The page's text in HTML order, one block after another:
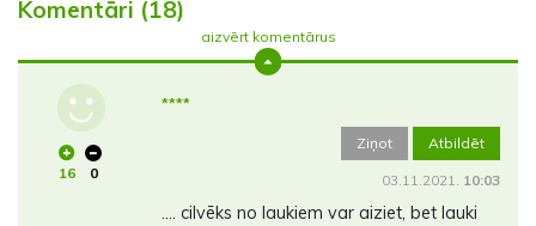
Komentāri (18)
aizvērt komentārus
16 0
****
Ziņot Atbildēt
03.11.2021. 10:03
.... cilvēks no laukiem var aiziet, bet lauki